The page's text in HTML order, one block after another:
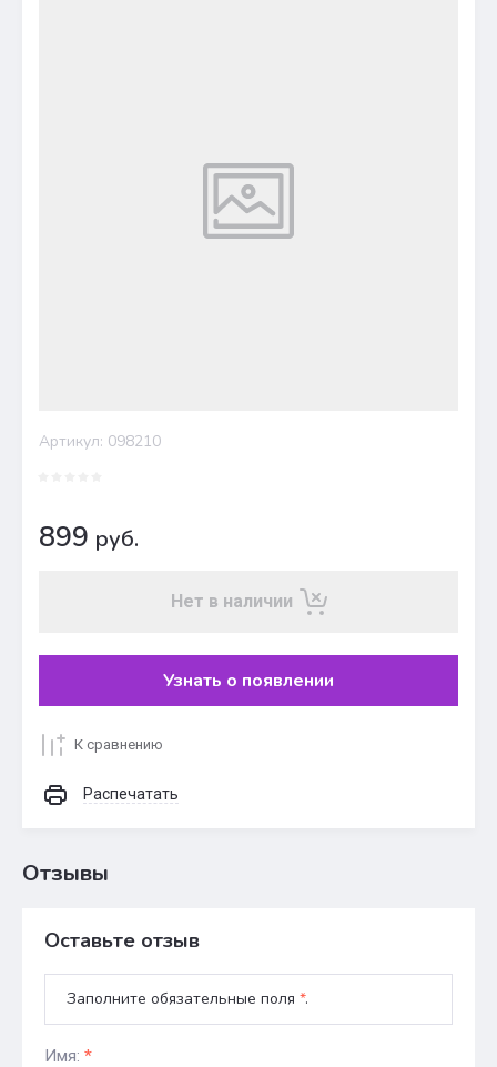
Артикул: 098210
899 руб.
Нет в наличии
Узнать о появлении
К сравнению
Распечатать
Отзывы
Оставьте отзыв
Заполните обязательные поля *.
Имя: *